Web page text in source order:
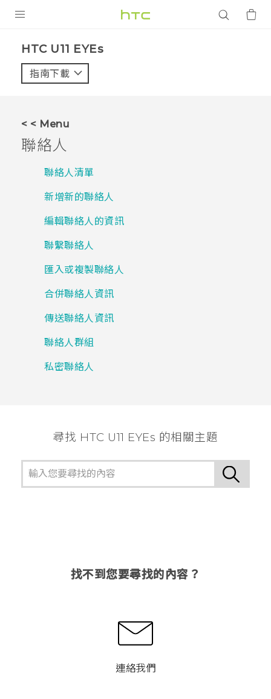
VIVE
應用程式
支援服務
HTC U11 EYEs‎
指南下載
< < Menu
聯絡人
聯絡人清單
新增新的聯絡人
編輯聯絡人的資訊
聯繫聯絡人
匯入或複製聯絡人
合併聯絡人資訊
傳送聯絡人資訊
聯絡人群組
私密聯絡人
尋找 HTC U11 EYEs 的相關主題
找不到您要尋找的內容？
連絡我們